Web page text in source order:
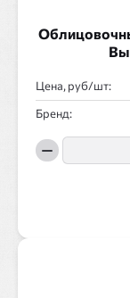
Цена, руб/ :
Бренд: